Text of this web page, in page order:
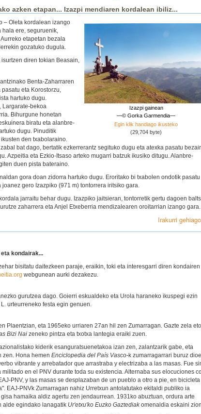
azken etapan... Izazpi mendiaren kordalean ibiliz...
Izazpi gainean
—© Gorka Garmendia—
Egin klik handiago ikusteko
(29,704 byte)
– Oleta kordalean izango
ere, seguruenik,
etapetan bezala
gozatuko dugula.
diren tokian Beasain,
Benta-Zaharraren
eta Korostorzu,
hartuko dugu.
Largarate-bekoa
Bihurgune honetan
biratu eta alanbre-
dugu. Pinuditik
den txabolaraino.
bat dago, bertatik ezkerrerantz segituko dugu eta atexka pasatu
Azpeitia eta Ezkio-Itsaso arteko mugarri batzuk ikusiko ditugu. Alanbre-
duen pista bateraino.
gora doan zidorra hartuko dugu. Eroritako bi txabolen ondotik pasatu
gero Izazpiko (971 m) tontorrera iritsiko gara.
jarraitu behar dugu. Izazpiko jaitsieran, tontorretik gertu dagoen
zaharrera eta Anjel Etxeberria mendizalearen oroitarrian izango gara.
Irakurri
kondairak...
bisitatu daitezkeen paraje, eraikin, toki eta interesgarri diren kondairen
webgunean aurki dezakezu.
gurutzea dago. Goierri eskualdeko eta Urola haraneko ikuspegi ezin
urteurreneko festa egin genuen.
Plaentzian, eta 1965eko urriaren 27an hil zen Zumarragan. Gazte zela
Bizi Nai zeneko pintza eta txotxa lantegia eraiki zuen.
kiderik esanguratsuenetakoa izan zen, zalantzarik gabe, eta
zen. Hona hemen Enciclopedia del País Vasco-k zumarragarrari buruz
vibrante y arrebatador que arrastraba y electrizaba a las masas. Fue
en el PNV durante toda su existencia. Alternaba sus elocuciones
PNV, y las masas se desplazaban de un pueblo a otro a pie, en bicicleta
EAJ-PNVk Zumarragan nahiz Urretxun antolatutako ekitaldi publiko ia
hamaika aldiz agertu zen jendaurrean. 1931ko abuztuan, ordura arte
alde egindako lanagatik Ur'etxu'ko Euzko Gaztediakomenaldia eskaini